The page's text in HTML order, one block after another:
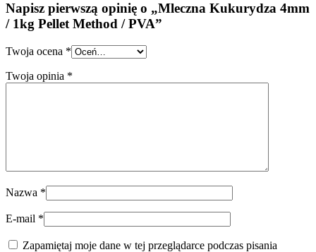
Napisz pierwszą opinię o „Mleczna Kukurydza 4mm
/ 1kg Pellet Method / PVA”
Twoja ocena *
Twoja opinia *
Nazwa *
E-mail *
Zapamiętaj moje dane w tej przeglądarce podczas pisania